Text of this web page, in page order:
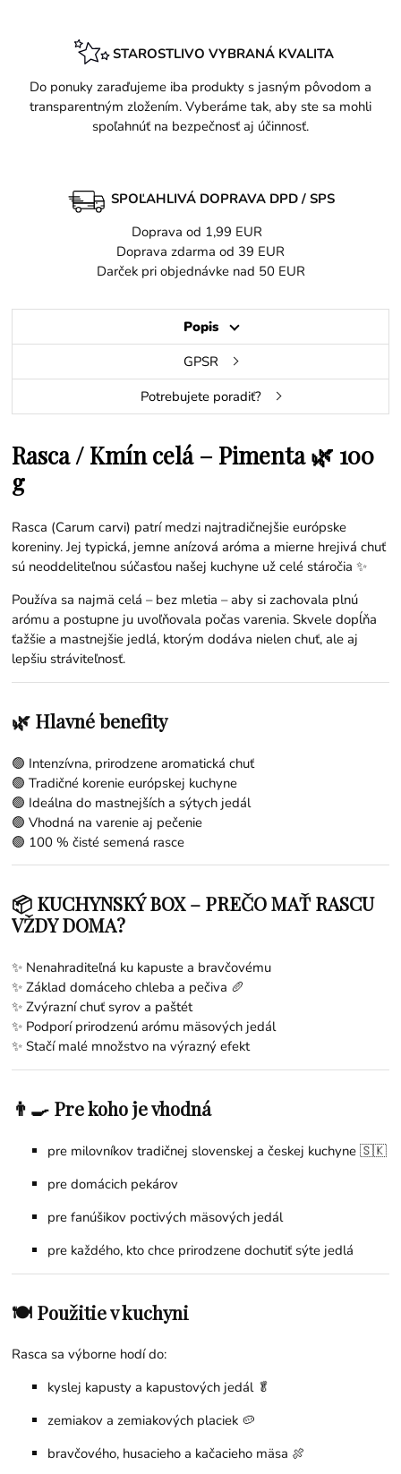
STAROSTLIVO VYBRANÁ KVALITA
Do ponuky zaraďujeme iba produkty s jasným pôvodom a
transparentným zložením. Vyberáme tak, aby ste sa mohli
spoľahnúť na bezpečnosť aj účinnosť.
SPOĽAHLIVÁ DOPRAVA DPD / SPS
Doprava od 1,99 EUR
Doprava zdarma od 39 EUR
Darček pri objednávke nad 50 EUR
Popis
GPSR
Potrebujete poradiť?
Rasca / Kmín celá – Pimenta 🌿 100
g
Rasca (Carum carvi) patrí medzi najtradičnejšie európske
koreniny. Jej typická, jemne anízová aróma a mierne hrejivá chuť
sú neoddeliteľnou súčasťou našej kuchyne už celé stáročia ✨
Používa sa najmä celá – bez mletia – aby si zachovala plnú
arómu a postupne ju uvoľňovala počas varenia. Skvele dopĺňa
ťažšie a mastnejšie jedlá, ktorým dodáva nielen chuť, ale aj
lepšiu stráviteľnosť.
🌿 Hlavné benefity
🟢 Intenzívna, prirodzene aromatická chuť
🟢 Tradičné korenie európskej kuchyne
🟢 Ideálna do mastnejších a sýtych jedál
🟢 Vhodná na varenie aj pečenie
🟢 100 % čisté semená rasce
📦 KUCHYNSKÝ BOX – PREČO MAŤ RASCU
VŽDY DOMA?
✨ Nenahraditeľná ku kapuste a bravčovému
✨ Základ domáceho chleba a pečiva 🥖
✨ Zvýrazní chuť syrov a paštét
✨ Podporí prirodzenú arómu mäsových jedál
✨ Stačí malé množstvo na výrazný efekt
👨‍🍳 Pre koho je vhodná
pre milovníkov tradičnej slovenskej a českej kuchyne 🇸🇰
pre domácich pekárov
pre fanúšikov poctivých mäsových jedál
pre každého, kto chce prirodzene dochutiť sýte jedlá
🍽 Použitie v kuchyni
Rasca sa výborne hodí do:
kyslej kapusty a kapustových jedál 🥬
zemiakov a zemiakových placiek 🥔
bravčového, husacieho a kačacieho mäsa 🍖